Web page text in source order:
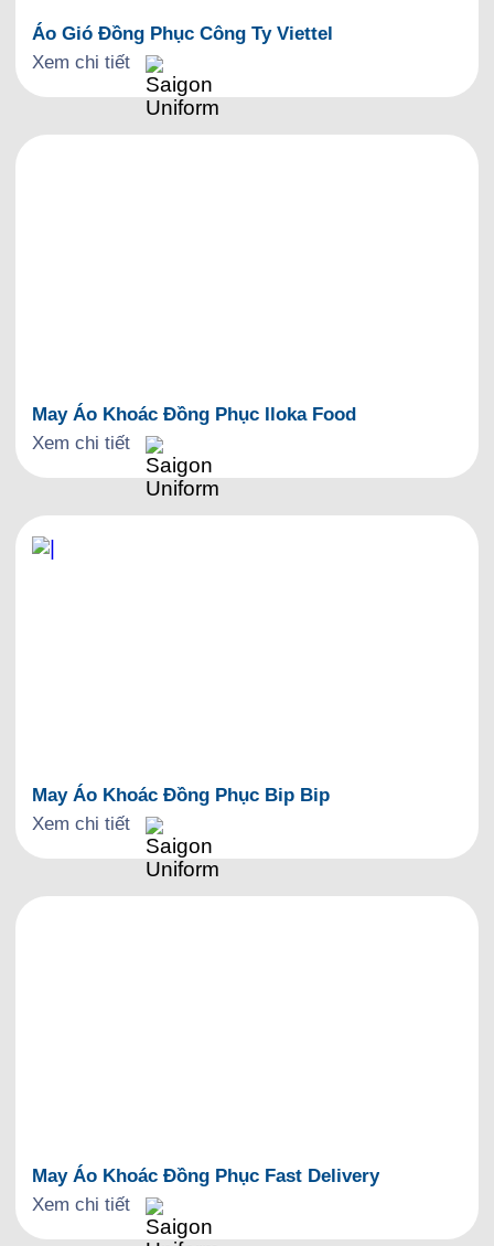
Áo Gió Đồng Phục Công Ty Viettel
Xem chi tiết
May Áo Khoác Đồng Phục Iloka Food
Xem chi tiết
May Áo Khoác Đồng Phục Bip Bip
Xem chi tiết
May Áo Khoác Đồng Phục Fast Delivery
Xem chi tiết